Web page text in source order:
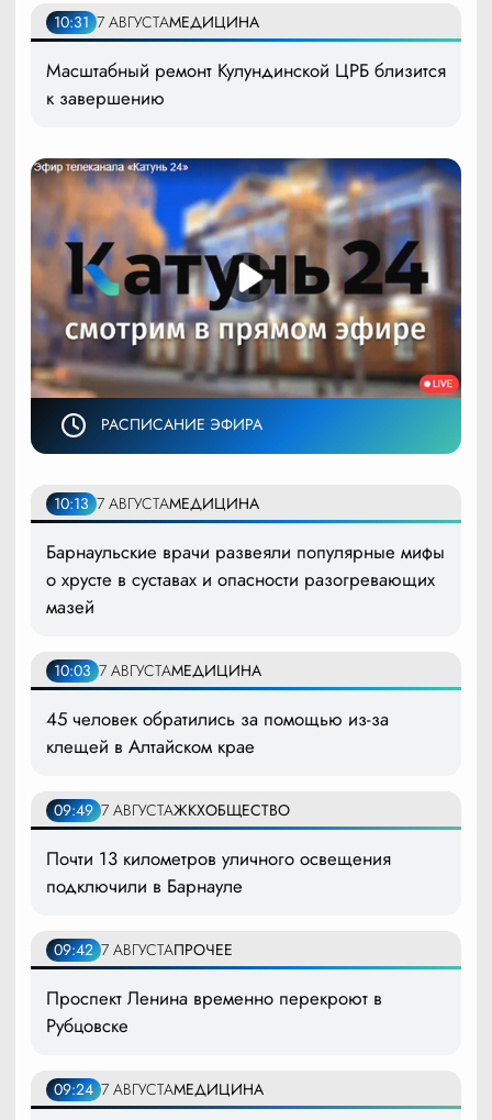
10:31 7 АВГУСТАМЕДИЦИНА
Масштабный ремонт Кулундинской ЦРБ близится
к завершению
РАСПИСАНИЕ ЭФИРА
10:13 7 АВГУСТАМЕДИЦИНА
Барнаульские врачи развеяли популярные мифы
о хрусте в суставах и опасности разогревающих
мазей
10:03 7 АВГУСТАМЕДИЦИНА
45 человек обратились за помощью из-за
клещей в Алтайском крае
09:49 7 АВГУСТАЖКХОБЩЕСТВО
Почти 13 километров уличного освещения
подключили в Барнауле
09:42 7 АВГУСТАПРОЧЕЕ
Проспект Ленина временно перекроют в
Рубцовске
09:24 7 АВГУСТАМЕДИЦИНА